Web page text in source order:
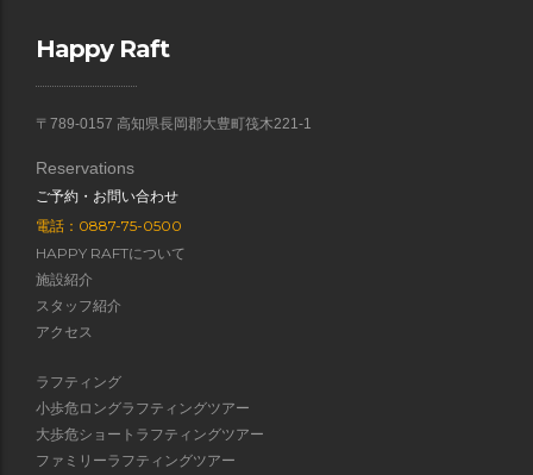
Happy Raft
〒789-0157 高知県長岡郡大豊町筏木221-1
Reservations
ご予約・お問い合わせ
電話：0887-75-0500
HAPPY RAFTについて
施設紹介
スタッフ紹介
アクセス
ラフティング
小歩危ロングラフティングツアー
大歩危ショートラフティングツアー
ファミリーラフティングツアー